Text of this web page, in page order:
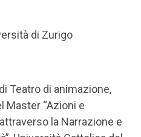
di Zurigo
Teatro di animazione,
Master “Azioni e
la Narrazione e